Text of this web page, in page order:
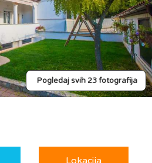
Pogledaj svih 23 fotografija
Lokacija